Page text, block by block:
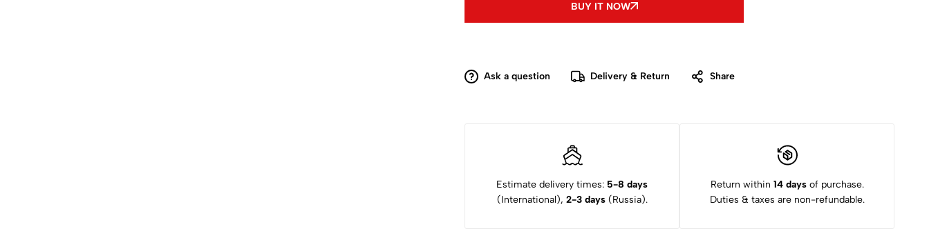
BUY IT NOW
Ask a question Delivery & Return Share
Estimate delivery times: 5-8 days
(International), 2-3 days(Russia).
Return within 14 daysof purchase.
Duties & taxes are non-refundable.